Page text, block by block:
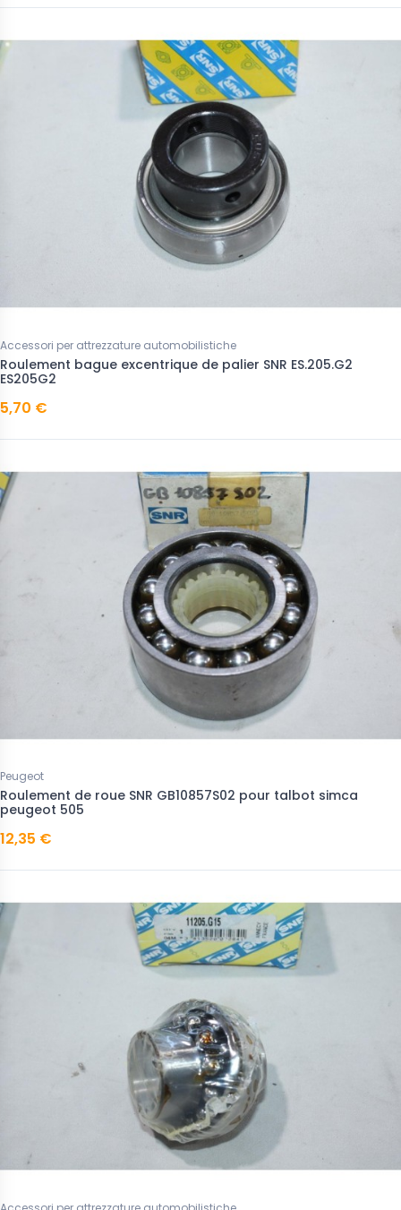
Accessori per attrezzature automobilistiche
Roulement bague excentrique de palier SNR ES.205.G2
ES205G2
5,70 €
Peugeot
Roulement de roue SNR GB10857S02 pour talbot simca
peugeot 505
12,35 €